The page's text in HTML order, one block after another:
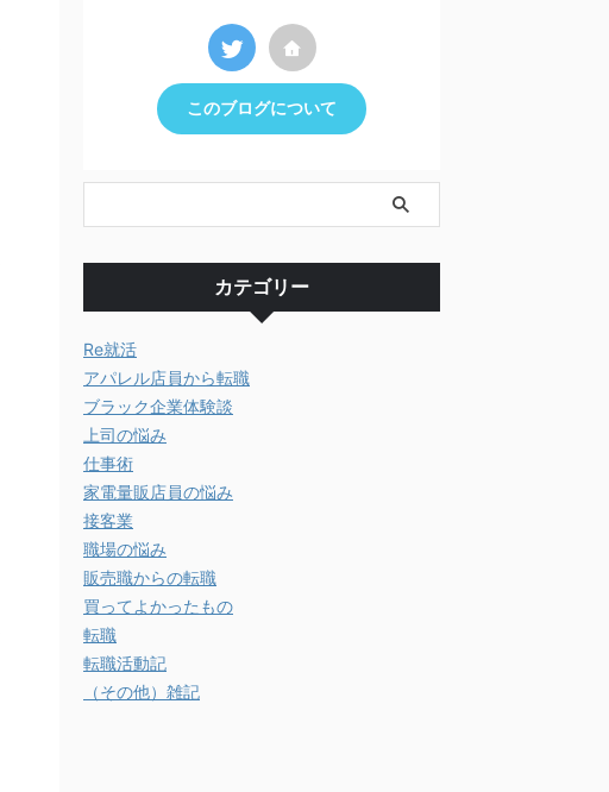
このブログについて
カテゴリー
Re就活
アパレル店員から転職
ブラック企業体験談
上司の悩み
仕事術
家電量販店員の悩み
接客業
職場の悩み
販売職からの転職
買ってよかったもの
転職
転職活動記
（その他）雑記